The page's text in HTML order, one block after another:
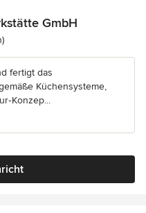
GmbH
5 Sternen
fertigt das
Küchensysteme,